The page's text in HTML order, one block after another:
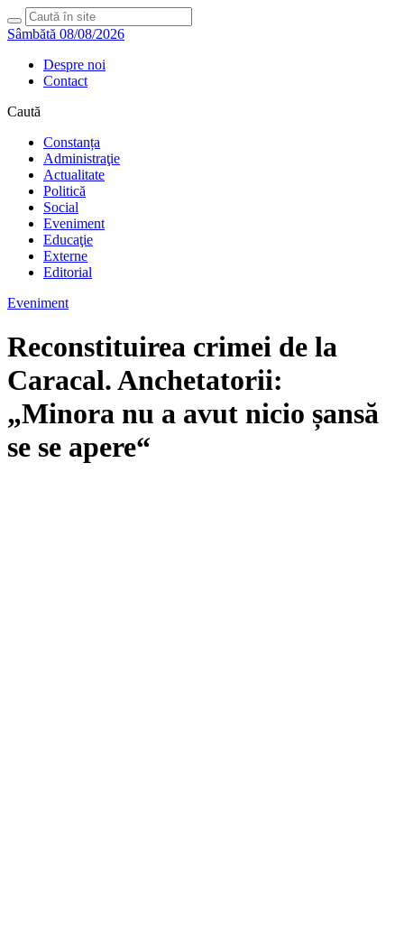
Sâmbătă 08/08/2026
Despre noi
Contact
Caută
Constanța
Administraţie
Actualitate
Politică
Social
Eveniment
Educaţie
Externe
Editorial
Eveniment
Reconstituirea crimei de la
Caracal. Anchetatorii:
„Minora nu a avut nicio șansă
se se apere“